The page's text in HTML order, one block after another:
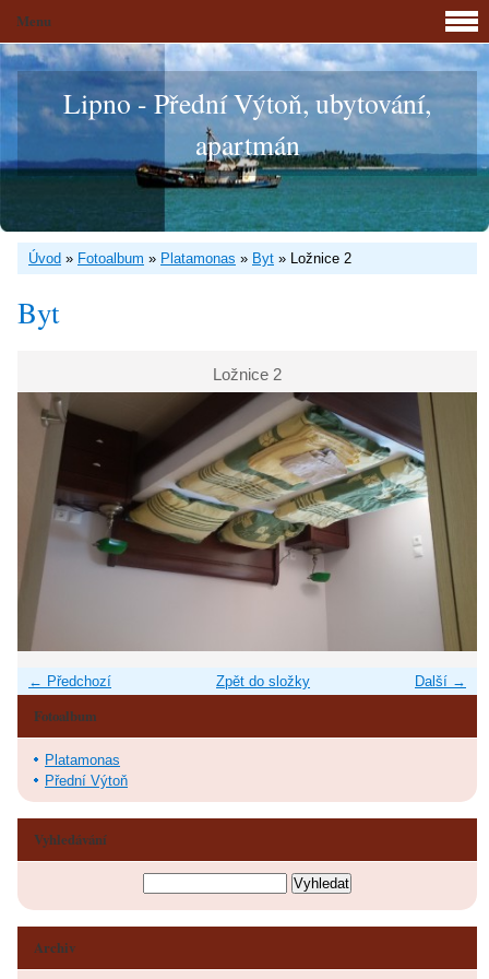
Lipno - Přední Výtoň, ubytování,
apartmán
Úvod » Fotoalbum » Platamonas » Byt » Ložnice 2
Byt
Ložnice 2
← Předchozí Další →
Zpět do složky
Menu
Fotoalbum
Platamonas
Přední Výtoň
Vyhledávání
Archiv